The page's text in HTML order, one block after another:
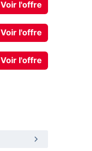
Voir l'offre
Voir l'offre
Voir l'offre